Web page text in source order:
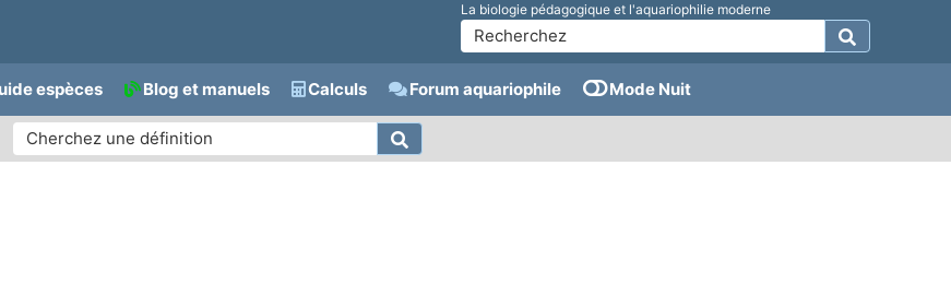
La biologie pédagogique et l'aquariophilie moderne
espèces Blog et manuels Calculs Forum aquariophile Mode Nuit